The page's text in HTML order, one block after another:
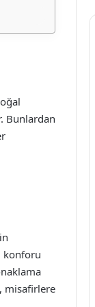
Bunlardan
konforu
misafirlere